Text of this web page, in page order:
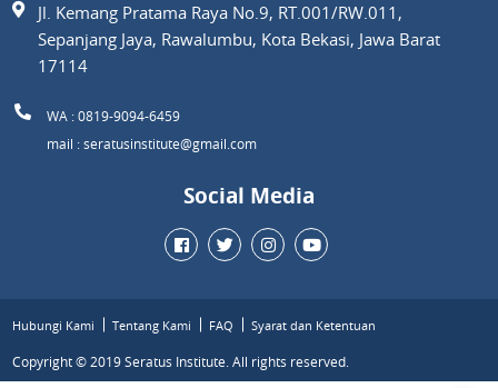
Jl. Kemang Pratama Raya No.9, RT.001/RW.011,
Sepanjang Jaya, Rawalumbu, Kota Bekasi, Jawa Barat
17114
WA : 0819-9094-6459
mail : seratusinstitute@gmail.com
Social Media
Hubungi Kami Tentang Kami FAQ Syarat dan Ketentuan
Copyright © 2019 Seratus Institute. All rights reserved.